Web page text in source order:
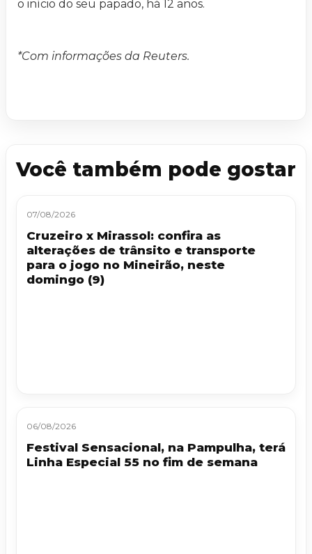
o início do seu papado, há 12 anos.
*Com informações da Reuters.
Você também pode gostar
07/08/2026
Cruzeiro x Mirassol: confira as
alterações de trânsito e transporte
para o jogo no Mineirão, neste
domingo (9)
06/08/2026
Festival Sensacional, na Pampulha, terá
Linha Especial 55 no fim de semana